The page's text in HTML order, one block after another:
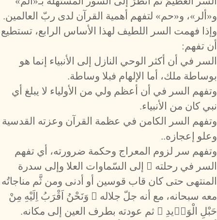
و«ألر»، و«حم» لتفهم أهمية القرآن لدى ربّ العالمين.
وإذا فهمت السر اللطيف لهذا الأساس الرابع، تستطيع
أن تفهم:
السر في أن أكثر الوحي النازل إلى الأنبياء إنما هو
بوساطة ملك، أما الإلهام فبلا وساطة.
وتفهم السر في أن أعظم ولي من الأولياء لا يبلغ أي
نبي كان من الأنبياء.
وتفهم السر الكامن في عظمة القرآن وعزته القدسية
وعلو إعجازه..
وتفهم سر لزوم المعراج وحكمة ضرورته، أي تفهم
السر في رحلته ﷺ إلى السّماوات العلا وإلى سدرة
المنتهى حتى كان قاب قوسين أو أدنى ومن ثَّم مناجاتُه
معه سبحانه، مع أنه جلّ جلاله ﴿ وَنَحْنُ اَقْرَبُ اِلَيْهِ مِنْ
حَبْلِ الْوَر۪يدِ ﴾ ثم عودته بطرف العين إلى مكانه.